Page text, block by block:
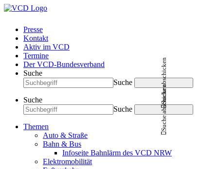
Presse
Kontakt
Aktiv im VCD
Termine
Der VCD-Bundesverband
Suche
Suche
Suche abschicken
Suche
Suche
Suche abschicken
Themen
Auto & Straße
Bahn & Bus
Infoseite Bahnlärm des VCD NRW
Elektromobilität